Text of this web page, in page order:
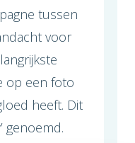
tussen
voor
op een foto
heeft. Dit
genoemd.